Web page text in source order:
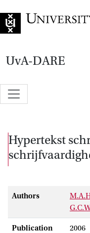
UvA-DARE
Hypertekst
Authors
Publication
2006